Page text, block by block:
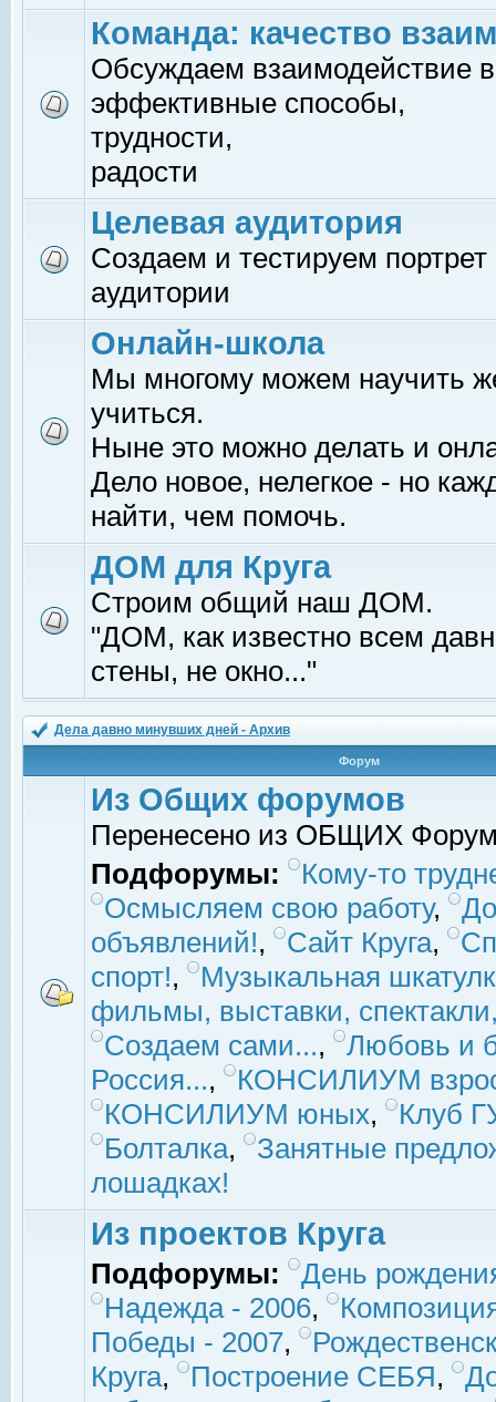
Команда: качество
Обсуждаем взаимодействие
эффективные способы,
трудности,
радости
Целевая аудитория
Создаем и тестируем
аудитории
Онлайн-школа
Мы многому можем научить
учиться.
Ныне это можно делать и
Дело новое, нелегкое - но
найти, чем помочь.
ДОМ для Круга
Строим общий наш ДОМ.
"ДОМ, как известно всем
стены, не окно..."
Дела давно минувших дней - Архив
Форум
Из Общих форумов
Перенесено из ОБЩИХ
Подфорумы:
Кому-то
Осмысляем свою работу,
объявлений!, Сайт Круга,
спорт!,
Музыкальная
фильмы, выставки,
Создаем сами...,
Любовь и
Россия...,
КОНСИЛИУМ
КОНСИЛИУМ юных,
Клуб
Болталка,
Занятные
лошадках!
Из проектов Круга
Подфорумы:
День
Надежда - 2006,
Победы - 2007,
Круга, Построение СЕБЯ,